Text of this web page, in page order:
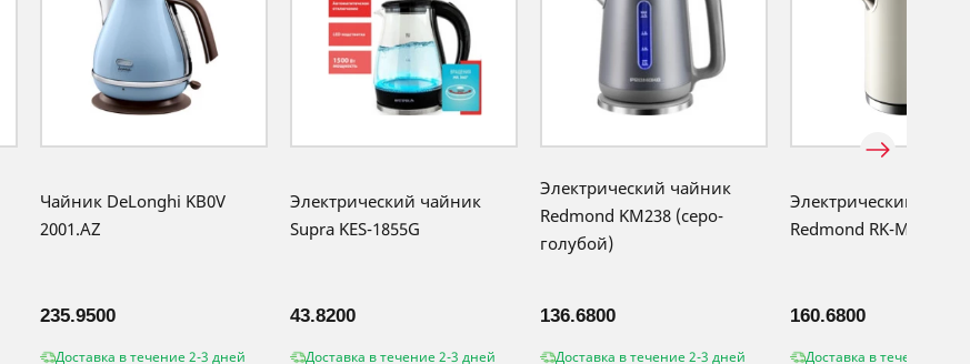
Чайник DeLonghi KB0V
2001.AZ
235.9500
Доставка в течение 2-3 дней
Электрический чайник
Supra KES-1855G
43.8200
Доставка в течение 2-3 дней
Электрический чайник
Redmond KM238 (серо-
голубой)
136.6800
Доставка в течение 2-3 дней
Электрический
Redmond RK-M162
160.6800
Доставка в течение 2-3